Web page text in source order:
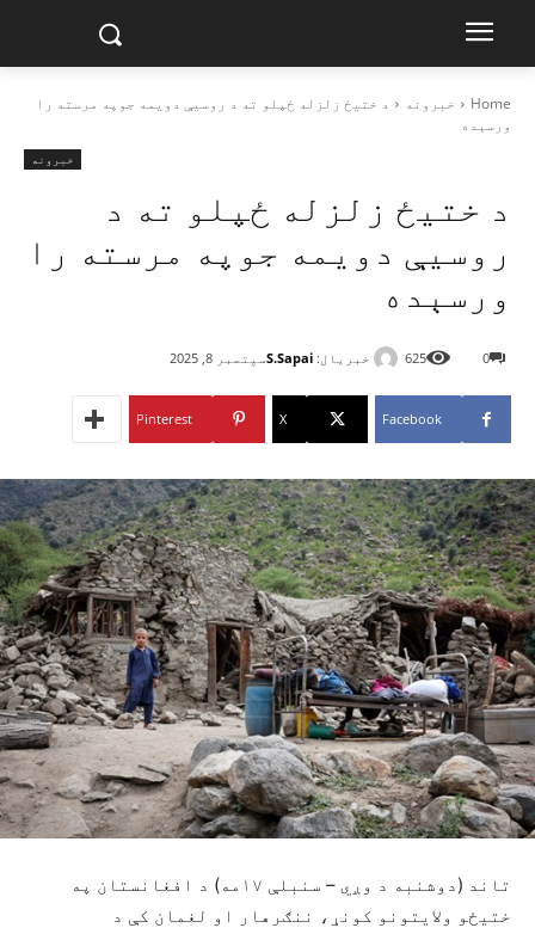
Home خبرونه
د ختیځ زلزله ځپلو ته د روسیې دویمه جوپه مرسته را
ورسېده
خبرونه
د ختیځ زلزله ځپلو ته د
روسیې دویمه جوپه مرسته را
ورسېده
خبریال: S.Sapaiسپتمبر 8, 2025 0
625
Facebook
X
Pinterest
تاند (دوشنبه د وږي – سنبلې ۱۷مه) د افغانستان په
ختیځو ولایتونو کونړ، ننګرهار او لغمان کې د